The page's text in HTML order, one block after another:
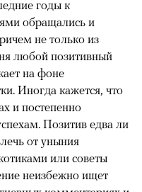
годы к
обращались и
не только из
любой позитивный
на фоне
Иногда кажется, что
и постепенно
Позитив едва ли
от уныния
или советы
неизбежно ищет